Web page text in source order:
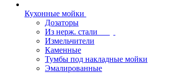
Кухонные мойки
Дозаторы
Из нерж. стали
Измельчители
Каменные
Тумбы под накладные мойки
Эмалированные